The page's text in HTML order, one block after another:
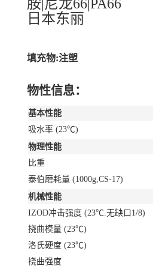
胺|尼龙66|PA66
日本东丽
填充物:注塑
物性信息：
基本性能
吸水率 (23℃)
物理性能
比重
泰伯磨耗量 (1000g,CS-17)
机械性能
IZOD冲击强度 (23℃.无缺口1/8)
挠曲模量 (23℃)
洛氏硬度 (23℃)
挠曲强度